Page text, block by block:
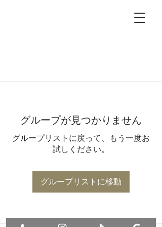
グループが見つかりません
グループリストに戻って、もう一度お
試しください。
グループリストに移動